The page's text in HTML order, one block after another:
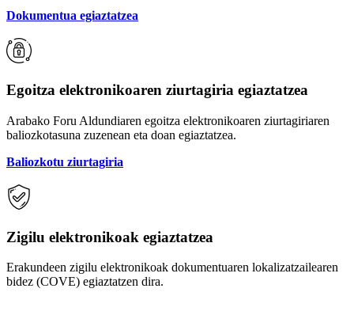
Dokumentua egiaztatzea
Egoitza elektronikoaren ziurtagiria egiaztatzea
Arabako Foru Aldundiaren egoitza elektronikoaren ziurtagiriaren
baliozkotasuna zuzenean eta doan egiaztatzea.
Baliozkotu ziurtagiria
Zigilu elektronikoak egiaztatzea
Erakundeen zigilu elektronikoak dokumentuaren lokalizatzailearen
bidez (COVE) egiaztatzen dira.